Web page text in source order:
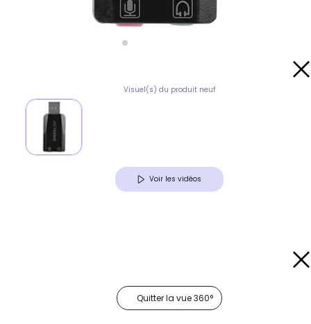
Visuel(s) du produit neuf
Voir les vidéos
Quitter la vue 360°